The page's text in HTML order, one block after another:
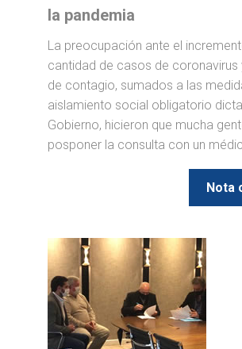
la pandemia
La preocupación ante el
cantidad de casos de coronavirus
de contagio, sumados a las
aislamiento social obligatorio
Gobierno, hicieron que mucha
posponer la consulta con un
Nota